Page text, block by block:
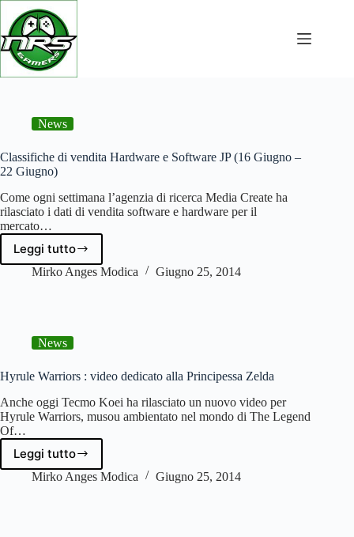
NRSGamers: videogiochi, PC da gaming e guide
Salta
contenuto
News
Classifiche di vendita Hardware e Software JP (16 Giugno –
22 Giugno)
Come ogni settimana l’agenzia di ricerca Media Create ha
rilasciato i dati di vendita software e hardware per il
mercato…
Leggi tuttoClassifiche
di
JP
Giugno
22
Giugno)
Mirko Anges Modica Giugno 25, 2014
News
Hyrule Warriors : video dedicato alla Principessa Zelda
Anche oggi Tecmo Koei ha rilasciato un nuovo video per
Hyrule Warriors, musou ambientato nel mondo di The Legend
Of…
Leggi tutto
Hyrule
Warriors
Mirko Anges Modica Giugno 25, 2014